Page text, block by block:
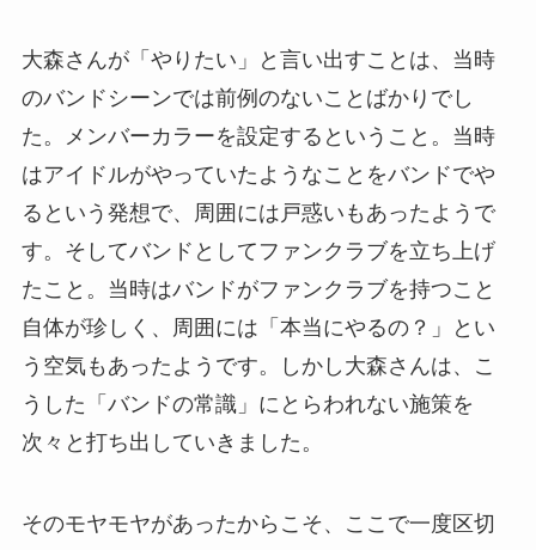
大森さんが「やりたい」と言い出すことは、当時
のバンドシーンでは前例のないことばかりでし
た。メンバーカラーを設定するということ。当時
はアイドルがやっていたようなことをバンドでや
るという発想で、周囲には戸惑いもあったようで
す。そしてバンドとしてファンクラブを立ち上げ
たこと。当時はバンドがファンクラブを持つこと
自体が珍しく、周囲には「本当にやるの？」とい
う空気もあったようです。しかし大森さんは、こ
うした「バンドの常識」にとらわれない施策を
次々と打ち出していきました。
そのモヤモヤがあったからこそ、ここで一度区切